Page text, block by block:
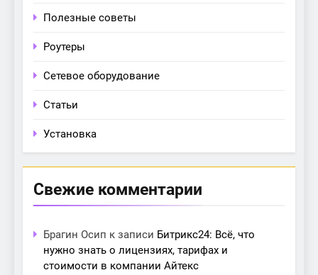
Полезные советы
Роутеры
Сетевое оборудование
Статьи
Установка
Свежие комментарии
Брагин Осип к записи Битрикс24: Всё, что
нужно знать о лицензиях, тарифах и
стоимости в компании Айтекс